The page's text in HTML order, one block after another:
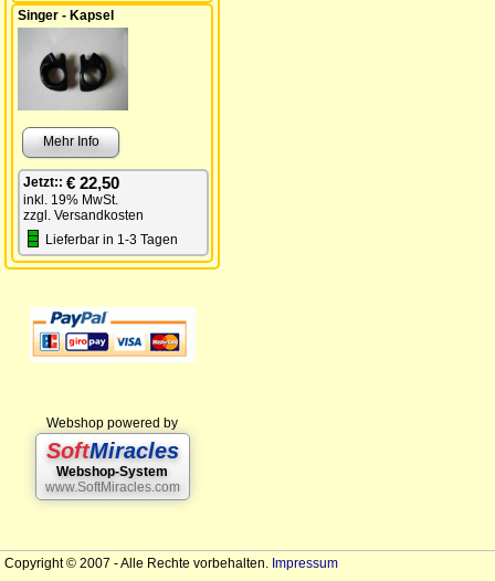
Singer - Kapsel
Mehr Info
Jetzt:: € 22,50
inkl. 19% MwSt.
zzgl. Versandkosten
Lieferbar in 1-3 Tagen
Webshop powered by
SoftMiracles
Webshop-System
www.SoftMiracles.com
Copyright © 2007 - Alle Rechte vorbehalten. Impressum